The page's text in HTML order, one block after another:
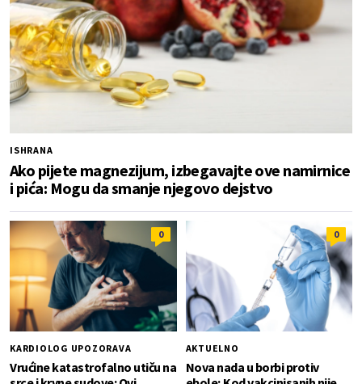
ISHRANA
Ako pijete magnezijum, izbegavajte ove namirnice
i pića: Mogu da smanje njegovo dejstvo
0
KARDIOLOG UPOZORAVA
Vrućine katastrofalno utiču na
0
AKTUELNO
Nova nada u borbi protiv